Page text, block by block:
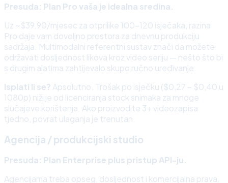
Presuda: Plan Pro vaša je idealna sredina.
Uz ~$39,90/mjesec za otprilike 100–120 isječaka, razina
Pro daje vam dovoljno prostora za dnevnu produkciju
sadržaja. Multimodalni referentni sustav znači da možete
održavati dosljednost likova kroz video seriju — nešto što bi
s drugim alatima zahtijevalo skupo ručno uređivanje.
Isplati li se? Apsolutno. Trošak po isječku ($0,27 – $0,40 u
1080p) niži je od licenciranja stock snimaka za mnoge
slučajeve korištenja. Ako proizvodite 3+ videozapisa
tjedno, povrat ulaganja je trenutan.
Agencija / produkcijski studio
Presuda: Plan Enterprise plus pristup API-ju.
Agencijama treba opseg, dosljednost i komercijalna prava.